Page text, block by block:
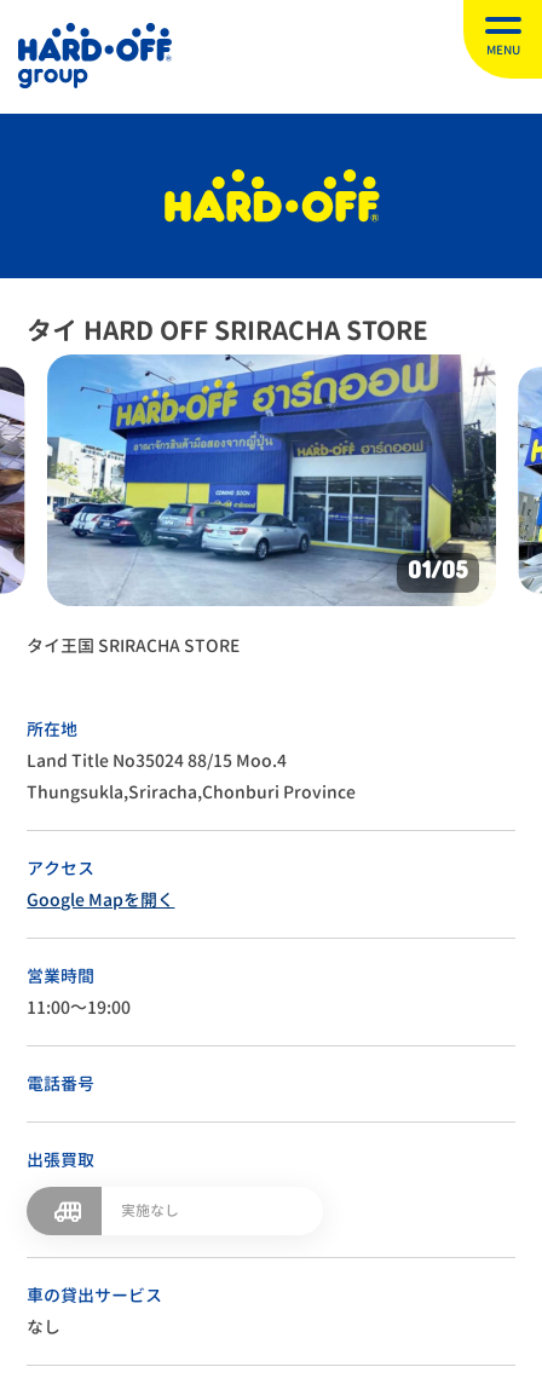
MENU
タイ HARD OFF SRIRACHA STORE
01/05
タイ王国 SRIRACHA STORE
所在地
Land Title No35024 88/15 Moo.4
Thungsukla,Sriracha,Chonburi Province
アクセス
Google Mapを開く
営業時間
11:00～19:00
電話番号
出張買取
実施なし
車の貸出サービス
なし